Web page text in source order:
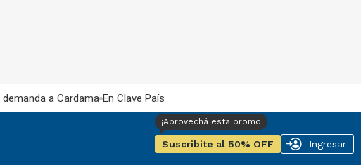
a Cardama En Clave País
Suscribite al 50% OFF Ingresar